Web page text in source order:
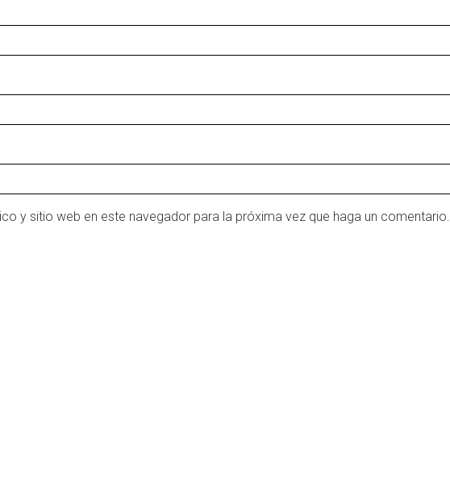
y sitio web en este navegador para la próxima vez que haga un comentario.